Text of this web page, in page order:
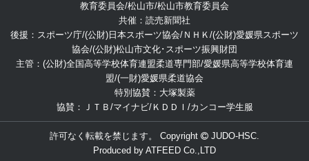
教育委員会/松山市/松山市教育委員会
共催：読売新聞社
後援：スポーツ庁/(公財)日本スポーツ協会/ＮＨＫ/(公財)愛媛県スポーツ
協会/(公財)松山市文化･スポーツ振興財団
主管：(公財)全国高等学校体育連盟柔道専門部/愛媛県高等学校体育連
盟/(一財)愛媛県柔道協会
特別協賛：大塚製薬
協賛：ＪＴＢ/マイナビ/ＫＤＤＩ/カンコー学生服
許可なく転載を禁じます。 Copyright
JUDO-HSC.
Produced by ATFEED Co.,LTD